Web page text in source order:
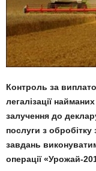
Контроль за
легалізації
залучення до
послуги з
завдань
операції «Урожай-